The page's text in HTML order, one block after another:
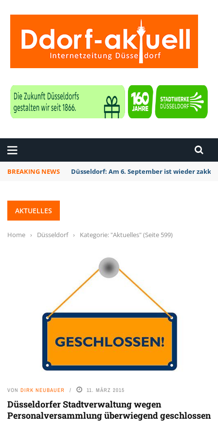
BREAKING NEWS Düsseldorf Kalkum: Bei
AKTUELLES
Home › Düsseldorf › Kategorie: "Aktuelles"(Seite 599)
VON DIRK NEUBAUER 11. MÄRZ 2015
Düsseldorfer Stadtverwaltung wegen
Personalversammlung überwiegend geschlossen